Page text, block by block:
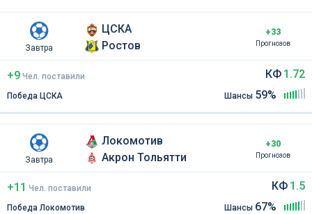
Завтра
ЦСКА
Ростов
+33
Прогнозов
+9 Чел. поставили
Победа ЦСКА
КФ 1.72
Шансы 59%
Завтра
Локомотив
Акрон Тольятти
+30
Прогнозов
+11 Чел. поставили
Победа Локомотив
КФ 1.5
Шансы 67%